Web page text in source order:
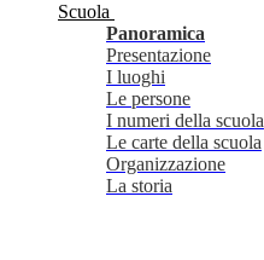
Scuola
Panoramica
Presentazione
I luoghi
Le persone
I numeri della scuola
Le carte della scuola
Organizzazione
La storia